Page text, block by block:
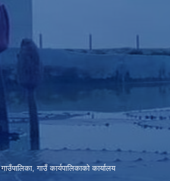
गाउँ कार्यपालिकाको कार्यालय